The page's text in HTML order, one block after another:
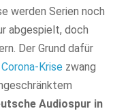
werden Serien noch
abgespielt, doch
Der Grund dafür
Corona-Krise zwang
Audiospur in